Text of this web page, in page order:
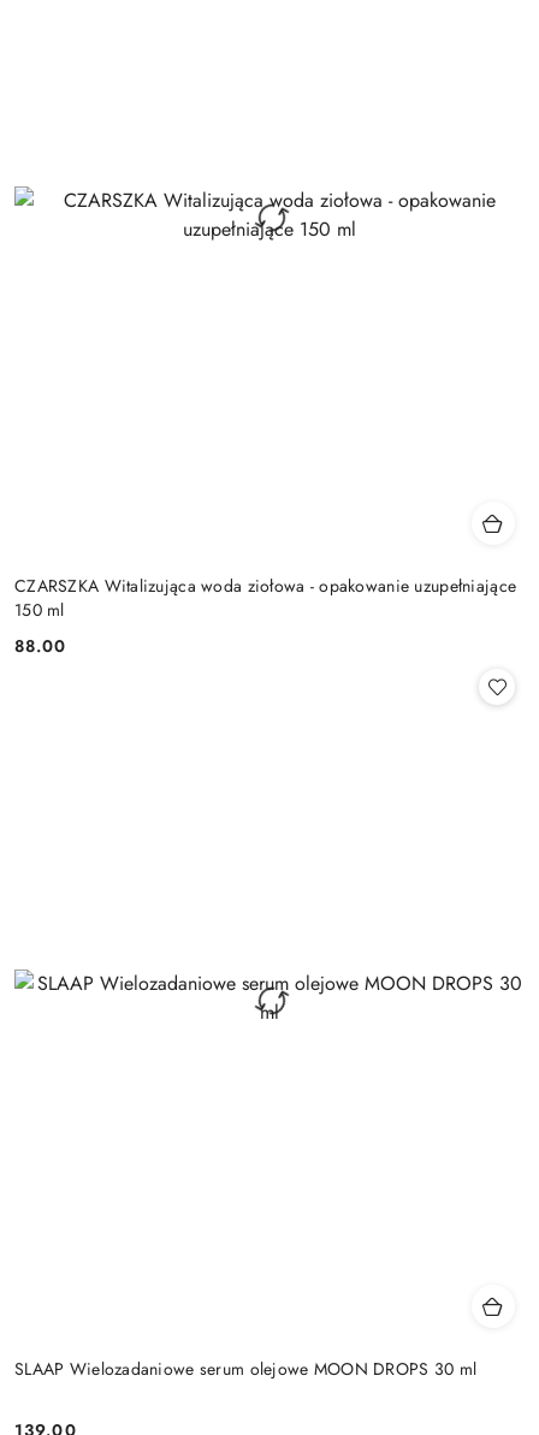
CZARSZKA Witalizująca woda ziołowa - opakowanie uzupełniające
150 ml
Cena:
88.00
SLAAP Wielozadaniowe serum olejowe MOON DROPS 30 ml
139.00